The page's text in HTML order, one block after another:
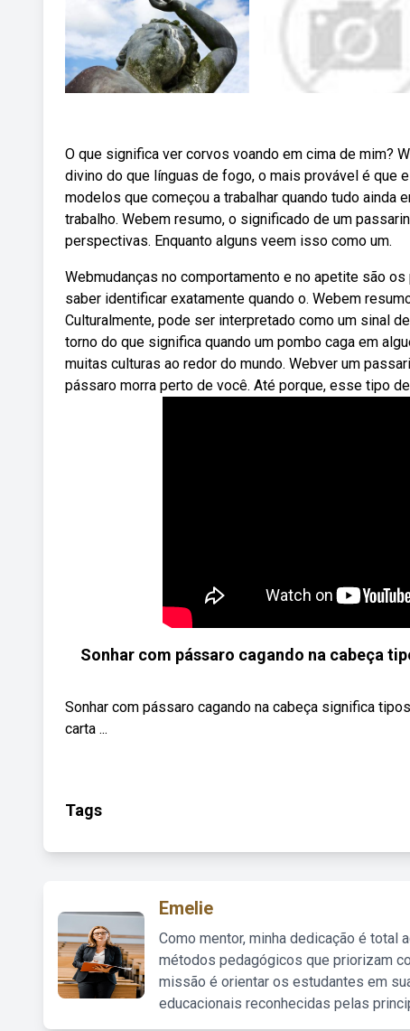
O que significa ver corvos voando em cima de mim?
divino do que línguas de fogo, o mais provável é que
modelos que começou a trabalhar quando tudo ainda
trabalho. Webem resumo, o significado de um
perspectivas. Enquanto alguns veem isso como um.
Webmudanças no comportamento e no apetite são
saber identificar exatamente quando o. Webem
Culturalmente, pode ser interpretado como um sinal
torno do que significa quando um pombo caga em
muitas culturas ao redor do mundo. Webver um
pássaro morra perto de você. Até porque, esse tipo
Sonhar com pássaro cagando na cabeça
Sonhar com pássaro cagando na cabeça significa
carta ...
Tags
Emelie
Como mentor, minha dedicação é total
métodos pedagógicos que priorizam
missão é orientar os estudantes em
educacionais reconhecidas pelas